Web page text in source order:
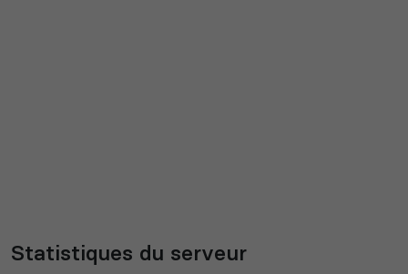
Statistiques du serveur